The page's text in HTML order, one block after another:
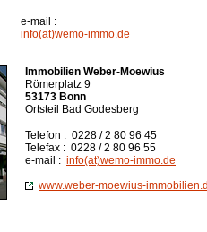
e-mail :
info(at)wemo-immo.de
Immobilien Weber-Moewius
Römerplatz 9
53173 Bonn
Ortsteil Bad Godesberg
Telefon : 0228 / 2 80 96 45
Telefax : 0228 / 2 80 96 55
e-mail : info(at)wemo-immo.de
www.weber-moewius-